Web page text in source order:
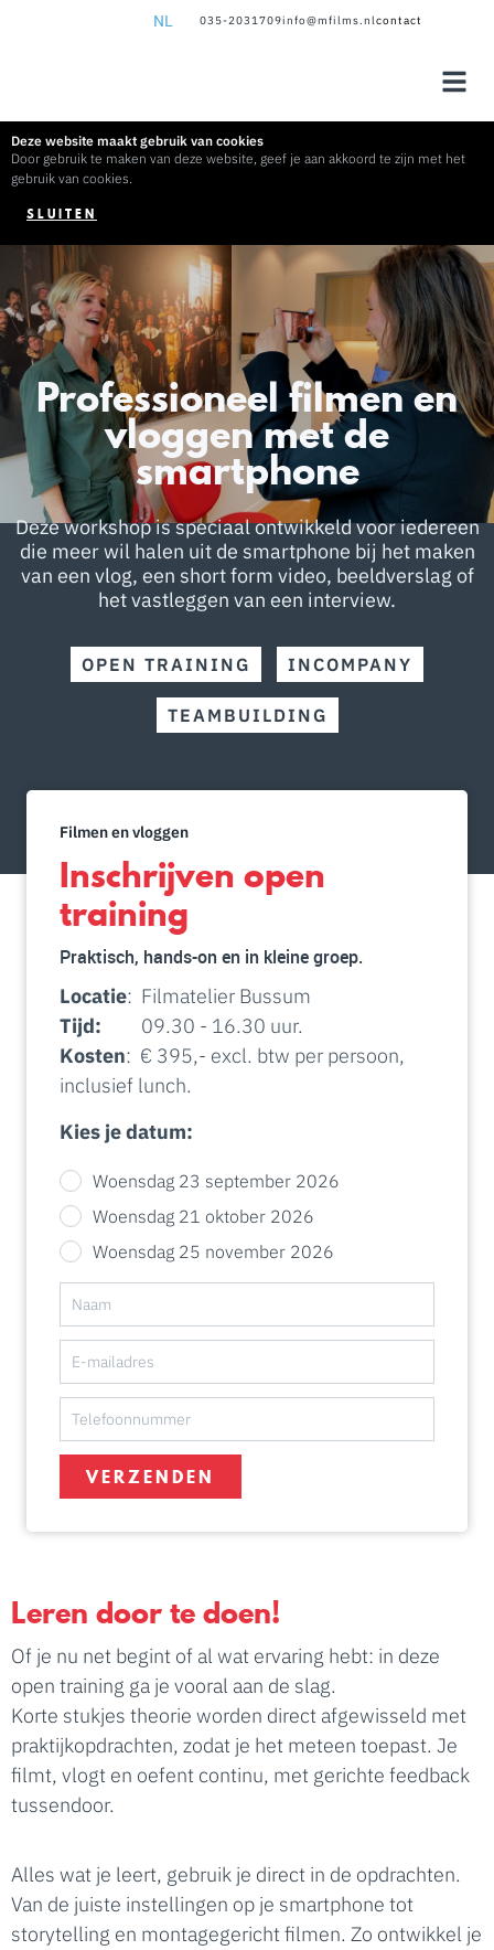
NL 035-2031709info@mfilms.nlcontact
Deze website maakt gebruik van cookies
Door gebruik te maken van deze website, geef je aan akkoord te zijn met het
gebruik van cookies.
SLUITEN
Professioneel filmen en
vloggen met de
smartphone
Deze workshop is speciaal ontwikkeld voor iedereen
die meer wil halen uit de smartphone bij het maken
van een vlog, een short form video, beeldverslag of
het vastleggen van een interview.
OPEN TRAINING INCOMPANY
TEAMBUILDING
Filmen en vloggen
Inschrijven open
training
Praktisch, hands-on en in kleine groep.
Locatie: Filmatelier Bussum
Tijd: 09.30 - 16.30 uur.
Kosten: € 395,- excl. btw per persoon,
inclusief lunch.
Kies je datum:
Woensdag 23 september 2026
Woensdag 21 oktober 2026
Woensdag 25 november 2026
VERZENDEN
Leren door te doen!
Of je nu net begint of al wat ervaring hebt: in deze
open training ga je vooral aan de slag.
Korte stukjes theorie worden direct afgewisseld met
praktijkopdrachten, zodat je het meteen toepast. Je
filmt, vlogt en oefent continu, met gerichte feedback
tussendoor.
Alles wat je leert, gebruik je direct in de opdrachten.
Van de juiste instellingen op je smartphone tot
storytelling en montagegericht filmen. Zo ontwikkel je